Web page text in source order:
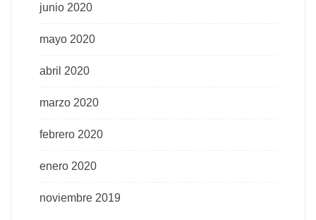
junio 2020
mayo 2020
abril 2020
marzo 2020
febrero 2020
enero 2020
noviembre 2019